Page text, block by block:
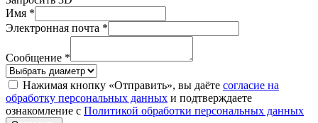
Имя *
Электронная почта *
Сообщение *
Нажимая кнопку «Отправить», вы даёте согласие на
обработку персональных данных и подтверждаете
ознакомление с Политикой обработки персональных данных